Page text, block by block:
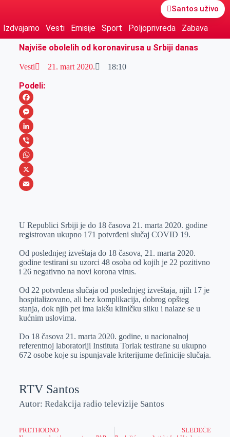
Santos uživo
Izdvajamo Vesti Emisije Sport Poljoprivreda
Zabava
Najviše obolelih od koronavirusa u Srbiji danas
Vesti 21. mart 2020. 18:10
Podeli:
F
a
c
e
b
o
M
e
s
s
e
e
L
i
n
k
I
V
i
b
W
h
s
p
p
X
a
l
U Republici Srbiji je do 18 časova 21. marta 2020. godine
registrovan ukupno 171 potvrđeni slučaj COVID 19.
Od poslednjeg izveštaja do 18 časova, 21. marta 2020.
godine testirani su uzorci 48 osoba od kojih je 22 pozitivno
i 26 negativno na novi korona virus.
Od 22 potvrđena slučaja od poslednjeg izveštaja, njih 17 je
hospitalizovano, ali bez komplikacija, dobrog opšteg
stanja, dok njih pet ima lakšu kliničku sliku i nalaze se u
kućnim uslovima.
Do 18 časova 21. marta 2020. godine, u nacionalnoj
referentnoj laboratoriji Instituta Torlak testirane su ukupno
672 osobe koje su ispunjavale kriterijume definicije slučaja.
RTV Santos
Autor: Redakcija radio televizije Santos
PRETHODNO SLEDEĆE